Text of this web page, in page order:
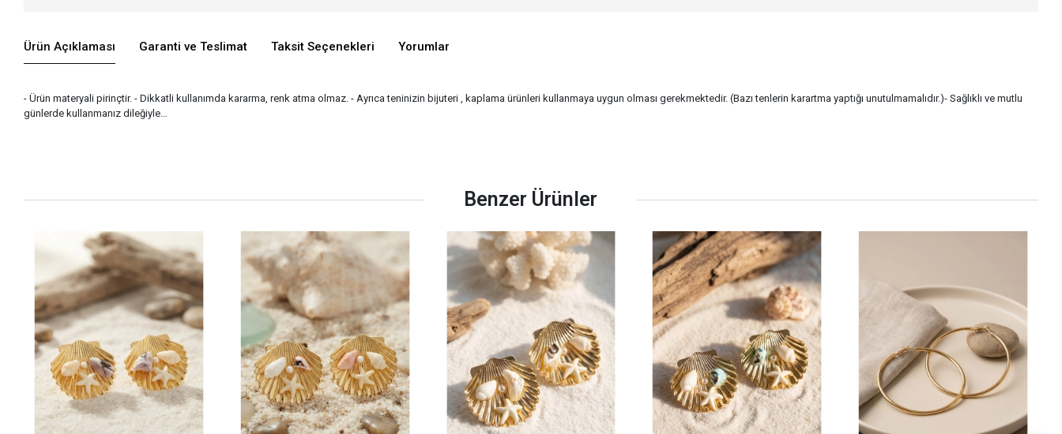
Ürün Açıklaması Garanti ve Teslimat Taksit Seçenekleri Yorumlar
- Ürün materyali pirinçtir. - Dikkatli kullanımda kararma, renk atma olmaz. - Ayrıca teninizin bijuteri , kaplama ürünleri kullanmaya uygun olması gerekmektedir. (Bazı tenlerin karartma yaptığı unutulmamalıdır.)- Sağlıklı ve mutlu
günlerde kullanmanız dileğiyle…
Benzer Ürünler